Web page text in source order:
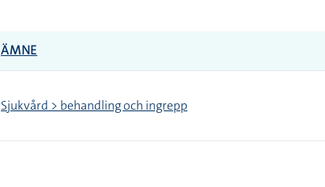
ÄMNE
Sjukvård > behandling och ingrepp